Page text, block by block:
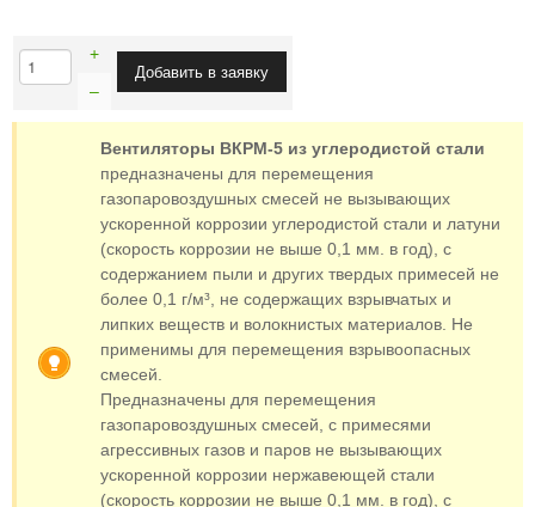
+
–
Вентиляторы ВКРМ-5 из углеродистой стали
предназначены для перемещения
газопаровоздушных смесей не вызывающих
ускоренной коррозии углеродистой стали и латуни
(скорость коррозии не выше 0,1 мм. в год), с
содержанием пыли и других твердых примесей не
более 0,1 г/м³, не содержащих взрывчатых и
липких веществ и волокнистых материалов. Не
применимы для перемещения взрывоопасных
смесей.
Предназначены для перемещения
газопаровоздушных смесей, с примесями
агрессивных газов и паров не вызывающих
ускоренной коррозии нержавеющей стали
(скорость коррозии не выше 0,1 мм. в год), с